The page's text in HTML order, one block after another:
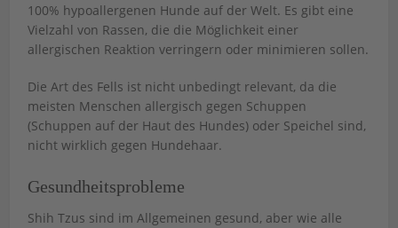
100% hypoallergenen Hunde auf der Welt. Es gibt eine
Vielzahl von Rassen, die die Möglichkeit einer
allergischen Reaktion verringern oder minimieren sollen.
Die Art des Fells ist nicht unbedingt relevant, da die
meisten Menschen allergisch gegen Schuppen
(Schuppen auf der Haut des Hundes) oder Speichel sind,
nicht wirklich gegen Hundehaar.
Gesundheitsprobleme
Shih Tzus sind im Allgemeinen gesund, aber wie alle